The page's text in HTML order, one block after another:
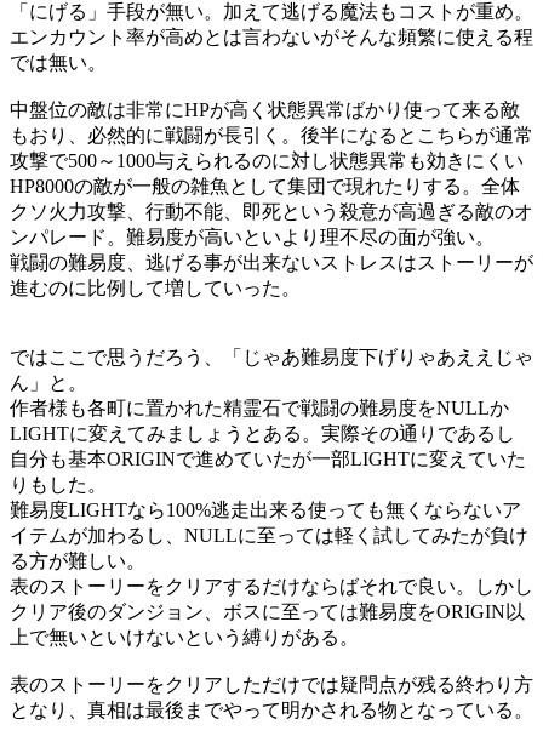
「にげる」手段が無い。加えて逃げる魔法もコストが重め。
エンカウント率が高めとは言わないがそんな頻繁に使える程
では無い。
中盤位の敵は非常にHPが高く状態異常ばかり使って来る敵
もおり、必然的に戦闘が長引く。後半になるとこちらが通常
攻撃で500～1000与えられるのに対し状態異常も効きにくい
HP8000の敵が一般の雑魚として集団で現れたりする。全体
クソ火力攻撃、行動不能、即死という殺意が高過ぎる敵のオ
ンパレード。難易度が高いといより理不尽の面が強い。
戦闘の難易度、逃げる事が出来ないストレスはストーリーが
進むのに比例して増していった。
ではここで思うだろう、「じゃあ難易度下げりゃあええじゃ
ん」と。
作者様も各町に置かれた精霊石で戦闘の難易度をNULLか
LIGHTに変えてみましょうとある。実際その通りであるし
自分も基本ORIGINで進めていたが一部LIGHTに変えていた
りもした。
難易度LIGHTなら100%逃走出来る使っても無くならないア
イテムが加わるし、NULLに至っては軽く試してみたが負け
る方が難しい。
表のストーリーをクリアするだけならばそれで良い。しかし
クリア後のダンジョン、ボスに至っては難易度をORIGIN以
上で無いといけないという縛りがある。
表のストーリーをクリアしただけでは疑問点が残る終わり方
となり、真相は最後までやって明かされる物となっている。